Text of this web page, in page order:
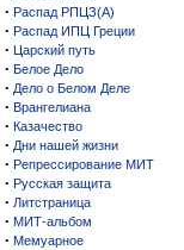
· Распад РПЦЗ(А)
· Распад ИПЦ Греции
· Царский путь
· Белое Дело
· Дело о Белом Деле
· Врангелиана
· Казачество
· Дни нашей жизни
· Репрессирование МИТ
· Русская защита
· Литстраница
· МИТ-альбом
· Мемуарное